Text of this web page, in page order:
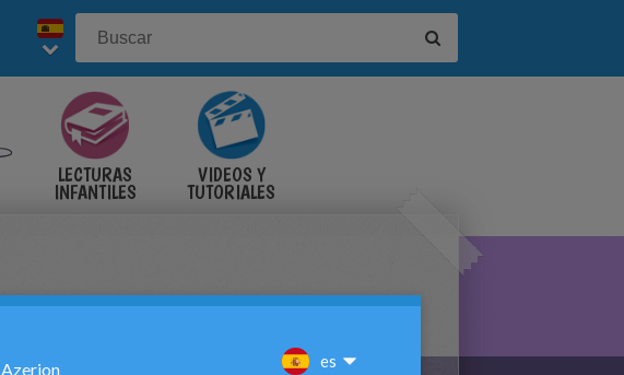
LECTURAS
INFANTILES
VIDEOS Y
TUTORIALES